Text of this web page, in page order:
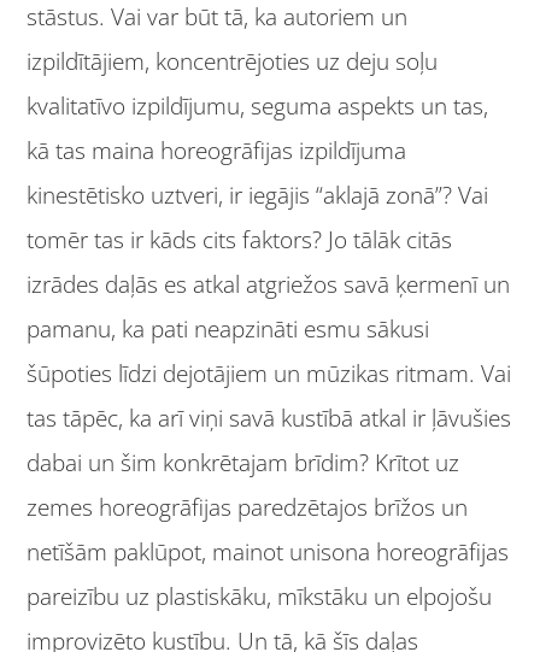
stāstus. Vai var būt tā, ka autoriem un
izpildītājiem, koncentrējoties uz deju soļu
kvalitatīvo izpildījumu, seguma aspekts un tas,
kā tas maina horeogrāfijas izpildījuma
kinestētisko uztveri, ir iegājis “aklajā zonā”? Vai
tomēr tas ir kāds cits faktors? Jo tālāk citās
izrādes daļās es atkal atgriežos savā ķermenī un
pamanu, ka pati neapzināti esmu sākusi
šūpoties līdzi dejotājiem un mūzikas ritmam. Vai
tas tāpēc, ka arī viņi savā kustībā atkal ir ļāvušies
dabai un šim konkrētajam brīdim? Krītot uz
zemes horeogrāfijas paredzētajos brīžos un
netīšām paklūpot, mainot unisona horeogrāfijas
pareizību uz plastiskāku, mīkstāku un elpojošu
improvizēto kustību. Un tā, kā šīs daļas